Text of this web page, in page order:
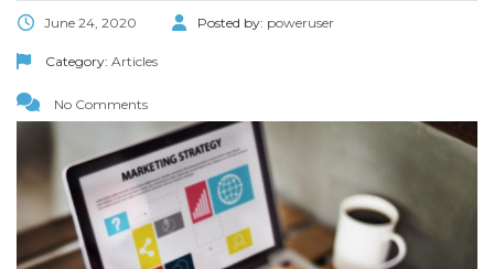
June 24, 2020 Posted by: poweruser
Category: Articles
No Comments